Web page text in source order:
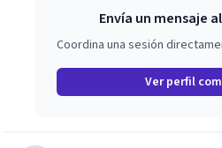
Envía un mensaje
Coordina una sesión
Ver perfil